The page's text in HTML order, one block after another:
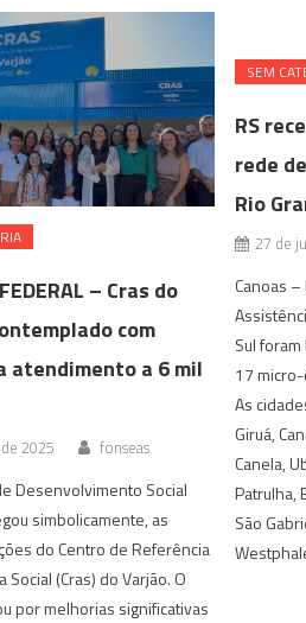
– Cras do
com
atendimento a 6 mil
2025 fonseas
Desenvolvimento Social
simbolicamente, as
do Centro de Referência
Social (Cras) do Varjão. O
por melhorias significativas
SEM
RS
rede
Rio
27 de
Canoas
Sul
17
As
Giruá,
Canela,
Patrulha,
São